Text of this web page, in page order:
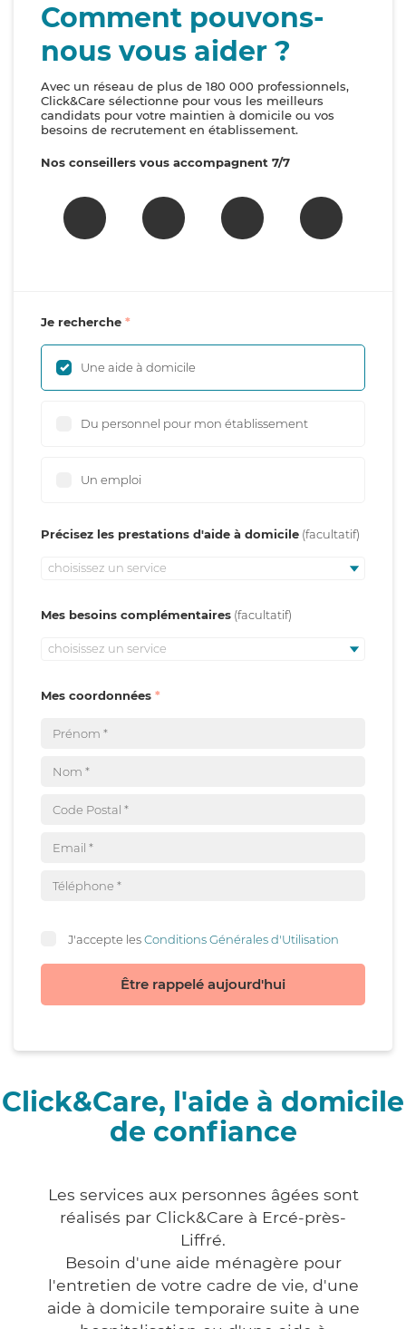
Comment pouvons-
nous vous aider ?
Avec un réseau de plus de 180 000 professionnels,
Click&Care sélectionne pour vous les meilleurs
candidats pour votre maintien à domicile ou vos
besoins de recrutement en établissement.
Nos conseillers vous accompagnent 7/7
Je recherche
Une aide à domicile
Du personnel pour mon établissement
Un emploi
Précisez les prestations d'aide à domicile
choisissez un service
Mes besoins complémentaires
choisissez un service
Mes coordonnées
J'accepte lesConditions Générales d'Utilisation
Être rappelé aujourd'hui
Click&Care, l'aide à domicile
de confiance
Les services aux personnes âgées sont
réalisés par Click&Care à Ercé-près-
Liffré.
Besoin d'une aide ménagère pour
l'entretien de votre cadre de vie, d'une
aide à domicile temporaire suite à une